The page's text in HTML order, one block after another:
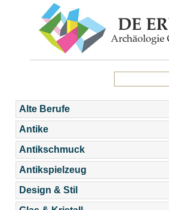
Alte Berufe
Antike
Antikschmuck
Antikspielzeug
Design & Stil